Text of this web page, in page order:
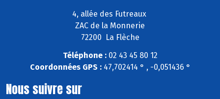
4, allée des Futreaux
ZAC de la Monnerie
72200 La Flèche
Téléphone :02 43 45 80 12
Coordonnées GPS :47,702414 ° , -0,051436 °
Nous suivre sur